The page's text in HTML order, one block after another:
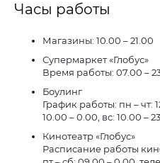
Часы работы
Магазины: 10.00 – 21.00
Супермаркет «Глобус»
Время работы: 07.00 –
Боулинг
График работы: пн – чт:
10.00 – 0.00, вс: 10.00 –
Кинотеатр «Глобус»
Расписание работы